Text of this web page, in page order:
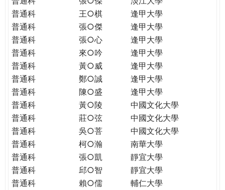
普通科
王○棋
逢甲大學
普通科
張○傑
逢甲大學
普通科
張○心
逢甲大學
普通科
來○吟
逢甲大學
普通科
黃○威
逢甲大學
普通科
鄭○誠
逢甲大學
普通科
陳○盛
逢甲大學
普通科
黃○陵
中國文化大學
普通科
莊○弦
中國文化大學
普通科
吳○菩
中國文化大學
普通科
柯○瀚
南華大學
普通科
張○凱
靜宜大學
普通科
邱○智
靜宜大學
普通科
賴○儒
輔仁大學